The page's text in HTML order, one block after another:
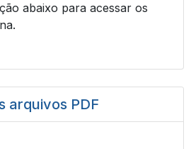
abaixo para acessar os
arquivos PDF